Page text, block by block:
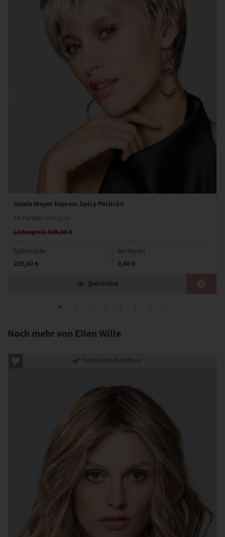
Gisela Mayer Express Spicy Perücke
Listenpreis 849,00 €
Selbstzahler
235,60 €
Mit Rezept
0,00 €
Quickview
Noch mehr von Ellen Wille
Formbares Kunsthaar